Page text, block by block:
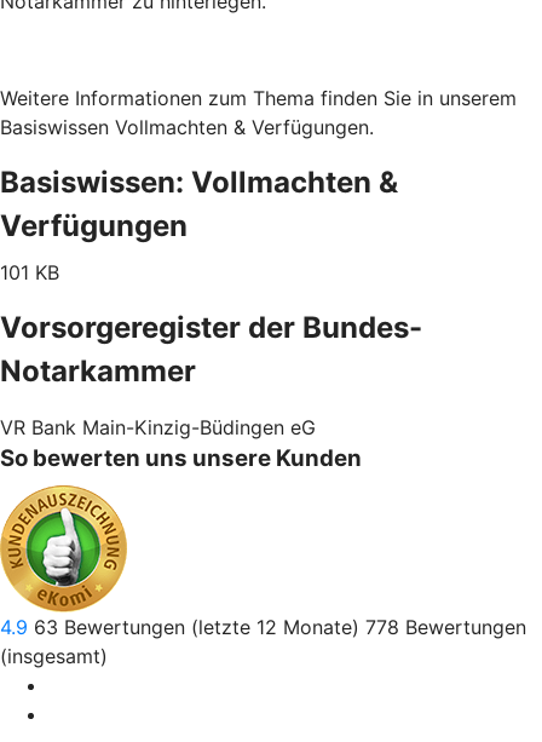
Weitere Informationen zum Thema finden Sie in unserem
Basiswissen Vollmachten & Verfügungen.
Basiswissen: Vollmachten &
Verfügungen
101 KB
Vorsorgeregister der Bundes-
Notarkammer
VR Bank Main-Kinzig-Büdingen eG
So bewerten uns unsere Kunden
4.9 63 Bewertungen (letzte 12 Monate) 778 Bewertungen
(insgesamt)